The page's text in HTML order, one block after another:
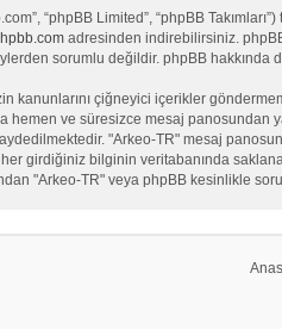
“phpBB Limited”, “phpBB
adresinden indirebilirsiniz. phpBB
sorumlu değildir. phpBB hakkında
çiğneyici içerikler
ve süresizce mesaj panosundan
"Arkeo-TR" mesaj
girdiğiniz bilginin veritabanında
"Arkeo-TR" veya phpBB kesinlikle